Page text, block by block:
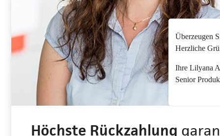
Überzeugen
Herzliche
Ihre Lilyana
Senior
Höchste Rückzahlung